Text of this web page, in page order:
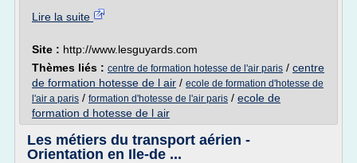
Lire la suite
Site : http://www.lesguyards.com
Thèmes liés : centre de formation hotesse de l'air paris / centre
de formation hotesse de l air / ecole de formation d'hotesse de
l'air a paris / formation d'hotesse de l'air paris / ecole de
formation d hotesse de l air
Les métiers du transport aérien -
Orientation en Ile-de ...